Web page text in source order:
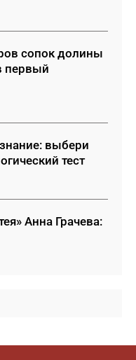
сопок долины
первый
выбери
тест
Анна Грачева: